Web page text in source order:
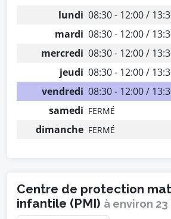
lundi 08:30 - 12:00 /
mardi 08:30 - 12:00 /
mercredi 08:30 - 12:00 /
jeudi 08:30 - 12:00 /
vendredi 08:30 - 12:00 /
samedi FERMÉ
dimanche FERMÉ
Centre de protection
infantile (PMI) à environ 23